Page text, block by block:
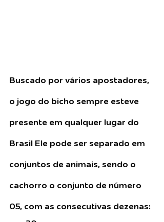
Buscado por vários apostadores,
o jogo do bicho sempre esteve
presente em qualquer lugar do
Brasil Ele pode ser separado em
conjuntos de animais, sendo o
cachorro o conjunto de número
05, com as consecutivas dezenas: